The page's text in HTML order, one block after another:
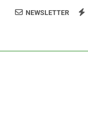
del Distrito Nacional
𝗱𝗲𝗹 𝗖𝗲𝗻𝘁𝗿𝗼
NEWSLETTER